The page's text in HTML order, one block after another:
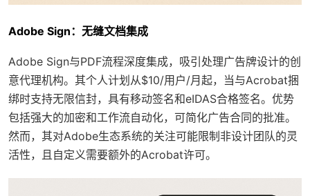
Adobe Sign：无缝文档集成
Adobe Sign与PDF流程深度集成，吸引处理广告牌设计的创
意代理机构。其个人计划从$10/用户/月起，当与Acrobat捆
绑时支持无限信封，具有移动签名和eIDAS合格签名。优势
包括强大的加密和工作流自动化，可简化广告合同的批准。
然而，其对Adobe生态系统的关注可能限制非设计团队的灵
活性，且自定义需要额外的Acrobat许可。